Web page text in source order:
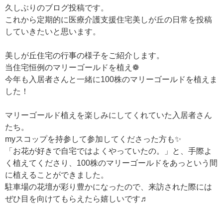
久しぶりのブログ投稿です。
これから定期的に医療介護支援住宅美しが丘の日常を投稿
していきたいと思います。
美しが丘住宅の行事の様子をご紹介します。
当住宅恒例のマリーゴールドを植え❁
今年も入居者さんと一緒に100株のマリーゴールドを植えま
した！
マリーゴールド植えを楽しみにしてくれていた入居者さん
たち。
myスコップを持参して参加してくださった方も✨
「お花が好きで自宅ではよくやっていたの。」と、手際よ
く植えてくださり、100株のマリーゴールドをあっという間
に植えることができました。
駐車場の花壇が彩り豊かになったので、来訪された際には
ぜひ目を向けてもらえたら嬉しいです♬